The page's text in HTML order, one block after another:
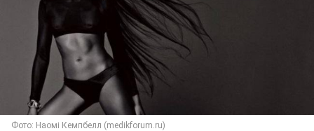
Фото: Наомі Кемпбелл (medikforum.ru)